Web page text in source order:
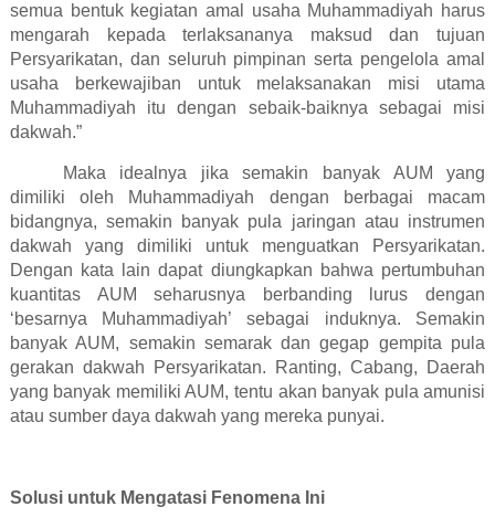
semua bentuk kegiatan amal usaha Muhammadiyah harus
mengarah kepada terlaksananya maksud dan tujuan
Persyarikatan, dan seluruh pimpinan serta pengelola amal
usaha berkewajiban untuk melaksanakan misi utama
Muhammadiyah itu dengan sebaik-baiknya sebagai misi
dakwah.”
Maka idealnya jika semakin banyak AUM yang
dimiliki oleh Muhammadiyah dengan berbagai macam
bidangnya, semakin banyak pula jaringan atau instrumen
dakwah yang dimiliki untuk menguatkan Persyarikatan.
Dengan kata lain dapat diungkapkan bahwa pertumbuhan
kuantitas AUM seharusnya berbanding lurus dengan
‘besarnya Muhammadiyah’ sebagai induknya. Semakin
banyak AUM, semakin semarak dan gegap gempita pula
gerakan dakwah Persyarikatan. Ranting, Cabang, Daerah
yang banyak memiliki AUM, tentu akan banyak pula amunisi
atau sumber daya dakwah yang mereka punyai.
Solusi untuk Mengatasi Fenomena Ini